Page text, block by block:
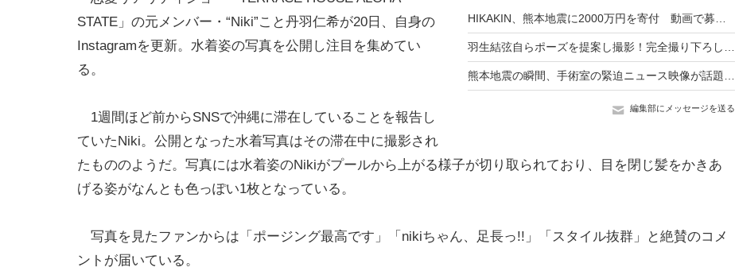
編集部にメッセージを送る
STATE」の元メンバー・“Niki”こと丹羽仁希が20日、自身の
Instagramを更新。水着姿の写真を公開し注目を集めてい
る。
1週間ほど前からSNSで沖縄に滞在していることを報告し
ていたNiki。公開となった水着写真はその滞在中に撮影され
たもののようだ。写真には水着姿のNikiがプールから上がる様子が切り取られており、目を閉じ髪をかきあ
げる姿がなんとも色っぽい1枚となっている。
写真を見たファンからは「ポージング最高です」「nikiちゃん、足長っ!!」「スタイル抜群」と絶賛のコメ
ントが届いている。